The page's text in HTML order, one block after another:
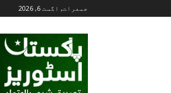
جمعرات, اگست 6, 2026